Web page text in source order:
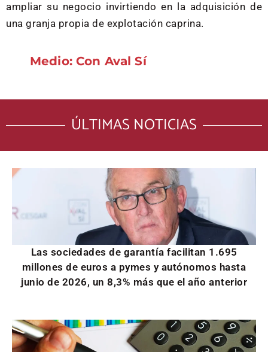
ampliar su negocio invirtiendo en la adquisición de
una granja propia de explotación caprina.
Medio: Con Aval Sí
ÚLTIMAS NOTICIAS
Las sociedades de garantía facilitan 1.695
millones de euros a pymes y autónomos hasta
junio de 2026, un 8,3% más que el año anterior